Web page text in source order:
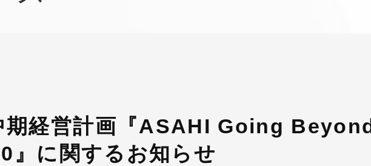
期経営計画『ASAHI Going Beyond
』に関するお知らせ